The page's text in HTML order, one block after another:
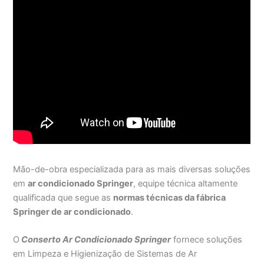
Mão-de-obra especializada para as mais diversas soluções
emar condicionado Springer, equipe técnica altamente
qualificada que segue as normas técnicas da fábrica
Springer de ar condicionado.
O Conserto Ar Condicionado Springerfornece soluções
em Limpeza e Higienização de Sistemas de Ar